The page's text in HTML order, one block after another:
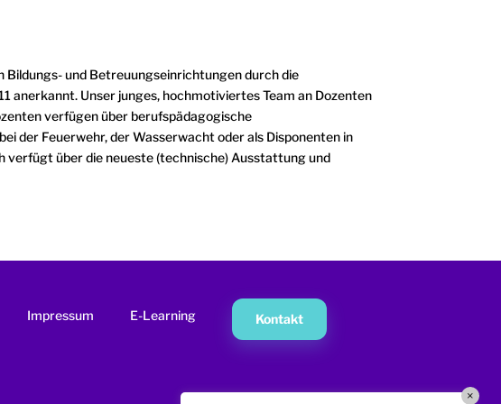
und Betreuungseinrichtungen durch die
anerkannt. Unser junges, hochmotiviertes Team an Dozenten
verfügen über berufspädagogische
der Feuerwehr, der Wasserwacht oder als Disponenten in
verfügt über die neueste (technische) Ausstattung und
Impressum E-Learning Kontakt
MxChat
Hallo! Wie kann ich helfen?
×